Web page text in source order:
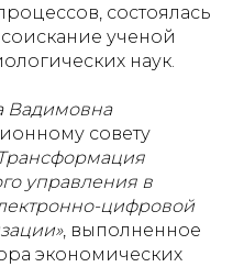
состоялась
ученой
наук.
Вадимовна
совету
управления в
цифровой
, выполненное
экономических